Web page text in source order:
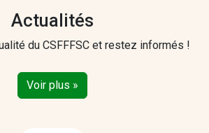
Actualités
du CSFFFSC et restez informés !
Voir plus »